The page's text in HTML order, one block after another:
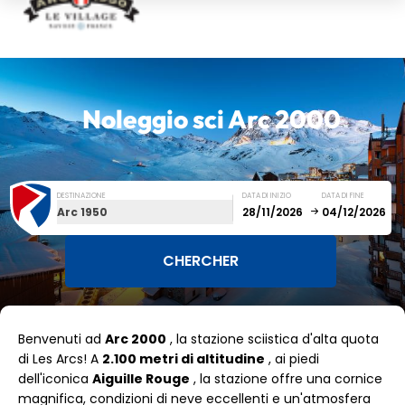
Noleggio sciArc 2000
DESTINAZIONE
Arc 1950
DATA DI INIZIO DATA DI FINE
SUN MON TUE WED THU FRI SAT
1 2 3 4 5
Benvenuti ad Arc 2000 , la stazione sciistica d'alta quota
di Les Arcs! A 2.100 metri di altitudine , ai piedi
dell'iconica Aiguille Rouge , la stazione offre una cornice
magnifica, condizioni di neve eccellenti e un'atmosfera